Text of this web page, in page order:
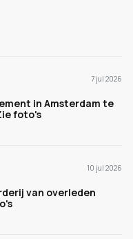
7 jul 2026
in Amsterdam te
foto's
10 jul 2026
van overleden